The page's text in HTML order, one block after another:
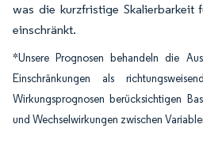
was die kurzfristige Skalierbarkeit
einschränkt.
*Unsere Prognosen behandeln die
Einschränkungen als
Wirkungsprognosen berücksichtigen
und Wechselwirkungen zwischen